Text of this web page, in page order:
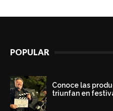
POPULAR
Conoce las
triunfan en